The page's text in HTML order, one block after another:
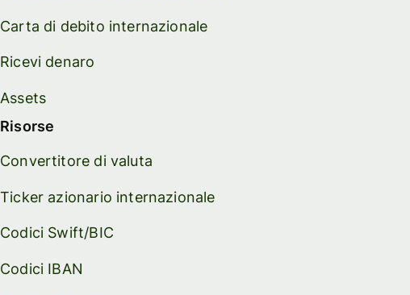
Carta di debito internazionale
Ricevi denaro
Assets
Risorse
Convertitore di valuta
Ticker azionario internazionale
Codici Swift/BIC
Codici IBAN